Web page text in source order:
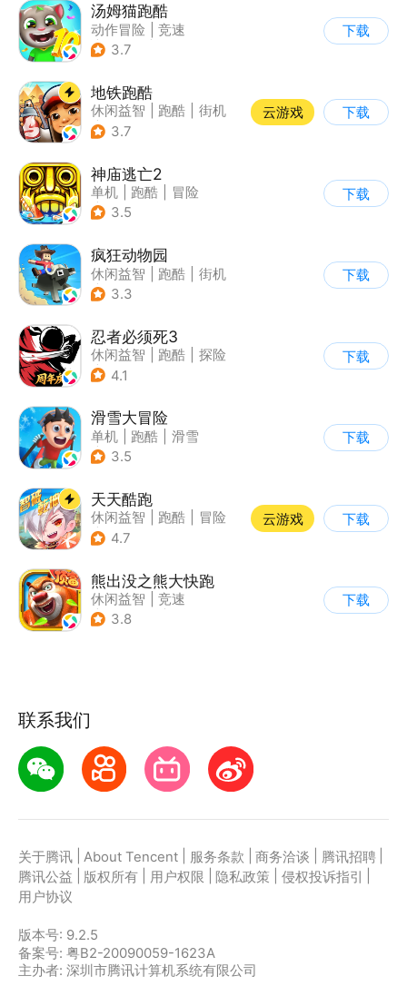
汤姆猫跑酷
动作冒险
竞速
| 汤姆猫
3.7
下载
地铁跑酷
休闲益智 跑酷
街机
| 创梦天地
3.7
云游戏 下载
神庙逃亡2
单机 跑酷
冒险
| 欧美风
3.5
下载
疯狂动物园
休闲益智 跑酷
街机
| 像素风
3.3
下载
忍者必须死3
休闲益智 跑酷
探险
| 和风
4.1
下载
滑雪大冒险
单机 跑酷
滑雪
| 游道易
3.5
下载
天天酷跑
休闲益智 跑酷
冒险
| 萌系
4.7
云游戏 下载
熊出没之熊大快跑
休闲益智
竞速
| 动漫改编
3.8
下载
联系我们
关于腾讯 About Tencent 服务条款 商务洽谈 腾讯招聘
腾讯公益
版权所有 用户权限 隐私政策 侵权投诉指引
用户协议
版本号: 9.2.5
备案号: 粤B2-20090059-1623A
主办者: 深圳市腾讯计算机系统有限公司